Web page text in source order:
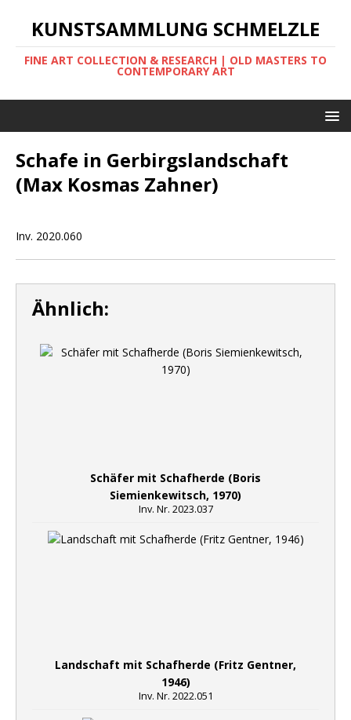
KUNSTSAMMLUNG SCHMELZLE
FINE ART COLLECTION & RESEARCH | OLD MASTERS TO
CONTEMPORARY ART
Schafe in Gerbirgslandschaft
(Max Kosmas Zahner)
Inv. 2020.060
Ähnlich:
Schäfer mit Schafherde (Boris
Siemienkewitsch, 1970)
Inv. Nr. 2023.037
Landschaft mit Schafherde (Fritz Gentner,
1946)
Inv. Nr. 2022.051